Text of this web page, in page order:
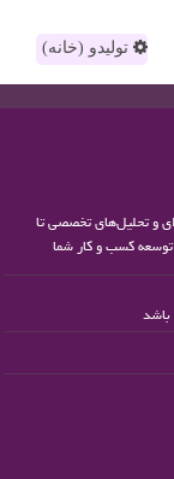
تولیدو (خانه)
و تحلیل‌های تخصصی تا
کسب و کار شما